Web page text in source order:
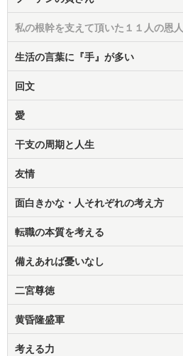
私の根幹を支えて頂いた１１人の恩人
生活の言葉に『手』が多い
回文
愛
干支の周期と人生
友情
面白きかな・人それぞれの考え方
転職の本質を考える
備えあれば憂いなし
二宮尊徳
黄昏隆盛軍
考える力